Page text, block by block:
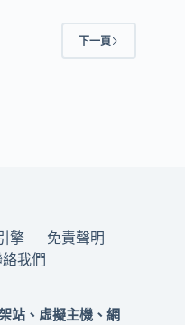
下一頁
擎
免責聲明
我們
站、虛擬主機、網